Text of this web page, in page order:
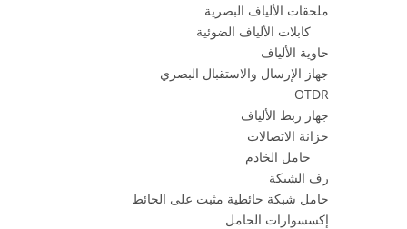
ملحقات الألياف البصرية
كابلات الألياف الضوئية
حاوية الألياف
جهاز الإرسال والاستقبال البصري
OTDR
جهاز ربط الألياف
خزانة الاتصالات
حامل الخادم
رف الشبكة
حامل شبكة حائطية مثبت على الحائط
إكسسوارات الحامل